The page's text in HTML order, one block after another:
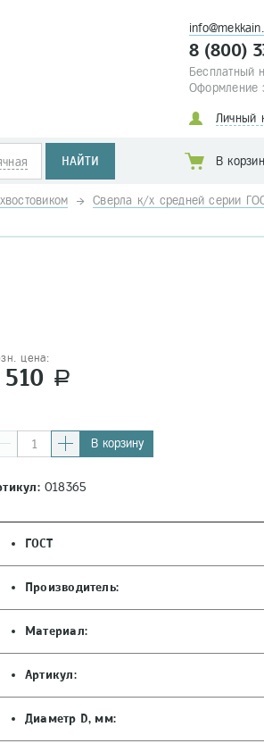
8 (800)
Бесплатный
Оформление
Личный
НАЙТИ В
Сверла к/х средней серии
цена:
510 a
В корзину
018365
ГОСТ
Производитель:
Материал:
Артикул:
Диаметр D, мм: